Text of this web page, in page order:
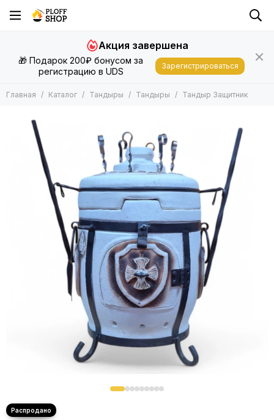
Тандыры
Тандыры
Аксессуары для тандыра
Комплект тандыр с аксессуарами
🎁 Подарок 200₽ бонусом за
регистрацию в UDS
Акция завершена
Зарегистрироваться
Главная Каталог Тандыры Тандыры Тандыр Защитник